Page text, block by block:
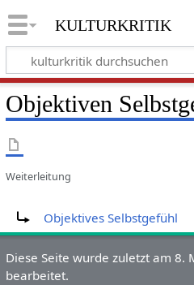
kulturkritik
Objektiven
Weiterleitung
Objektives Selbstgefühl
Diese Seite wurde zuletzt am 8.
bearbeitet.